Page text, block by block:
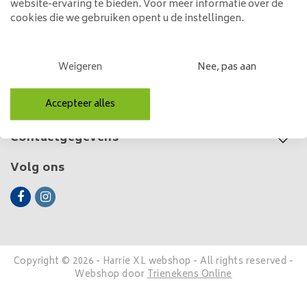
Mijn account
Categorieën
Contactgegevens
Volg ons
Copyright © 2026 - Harrie XL webshop - All rights reserved -
Webshop doorTrienekens Online
website-ervaring te bieden. Voor meer informatie over de
cookies die we gebruiken opent u de instellingen.
Weigeren Nee, pas aan
Accepteer alles